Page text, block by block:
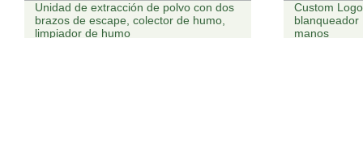
Custom Logo forma de huevo Coco
blanqueador Body Crema loción de
manos
Etiqueta
Numering
Rosa Lip